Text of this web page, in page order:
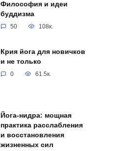
Философия и идеи
буддизма
50 108к.
Крия йога для новичков
и не только
0 61.5к.
Йога-нидра: мощная
практика расслабления
и восстановления
жизненных сил